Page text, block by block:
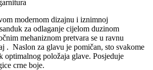
modernom dizajnu i iznimnoj
za odlaganje cijelom duzinom
mehaniznom pretvara se u ravnu
. Naslon za glavu je pomičan, sto svakome
optimalnog položaja glave. Posjeduje
crne boje.